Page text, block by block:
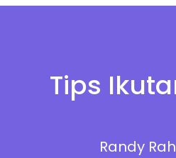
Tips
Randy